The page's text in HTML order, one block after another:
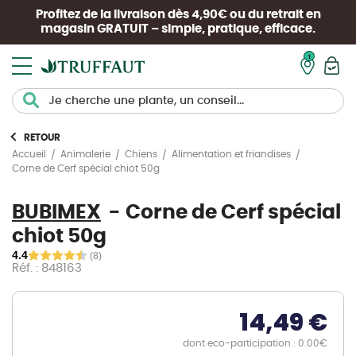
Profitez de la livraison dès 4,90€ ou du retrait en
magasin GRATUIT – simple, pratique, efficace.
RETOUR
Accueil
Animalerie Chiens
Alimentation et friandises
Corne de Cerf spécial chiot 50g
BUBIMEX
Corne de Cerf spécial
chiot 50g
4.4 (8)
Réf. : 848163
14,49 €
dont eco-participation : 0.00€